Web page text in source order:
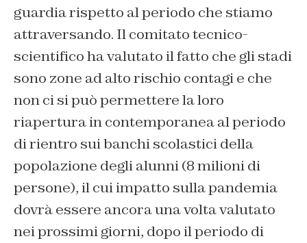
guardia rispetto al periodo che stiamo
attraversando. Il comitato tecnico-
scientifico ha valutato il fatto che gli stadi
sono zone ad alto rischio contagi e che
non ci si può permettere la loro
riapertura in contemporanea al periodo
di rientro sui banchi scolastici della
popolazione degli alunni (8 milioni di
persone), il cui impatto sulla pandemia
dovrà essere ancora una volta valutato
nei prossimi giorni, dopo il periodo di